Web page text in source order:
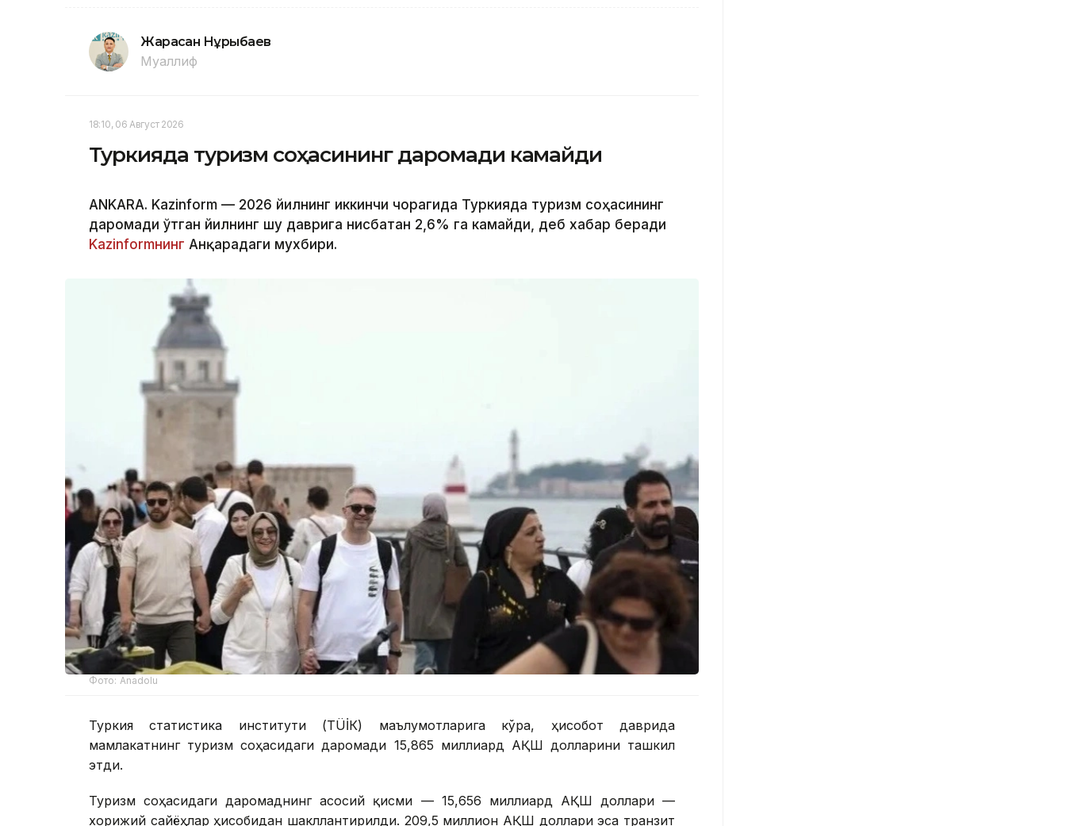
Жарасқан Нұрыбаев
Муаллиф
18:10, 06 Август 2026
Туркияда туризм соҳасининг даромади камайди
ANKARA. Kazinform — 2026 йилнинг иккинчи чорагида Туркияда туризм соҳасининг
даромади ўтган йилнинг шу даврига нисбатан 2,6% га камайди, деб хабар беради
Kazinformнинг Анқарадаги мухбири.
Фото: Anadolu
Туркия статистика институти (ТÜİК) маълумотларига кўра, ҳисобот даврида
мамлакатнинг туризм соҳасидаги даромади 15,865 миллиард АҚШ долларини ташкил
этди.
Туризм соҳасидаги даромаднинг асосий қисми — 15,656 миллиард АҚШ доллари —
хорижий сайёҳлар ҳисобидан шакллантирилди. 209,5 миллион АҚШ доллари эса транзит